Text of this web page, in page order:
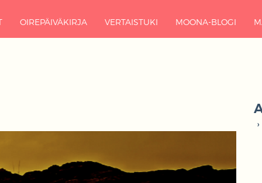
OIREPÄIVÄKIRJA VERTAISTUKI MOONA-BLOGI